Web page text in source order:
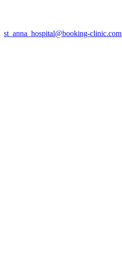
st_anna_hospital@booking-clinic.com